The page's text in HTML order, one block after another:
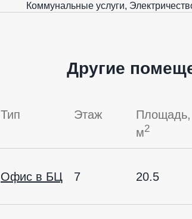
Коммунальные услуги,
Другие
Тип Этаж
Площадь,
м2
Офис в БЦ 7 20.5